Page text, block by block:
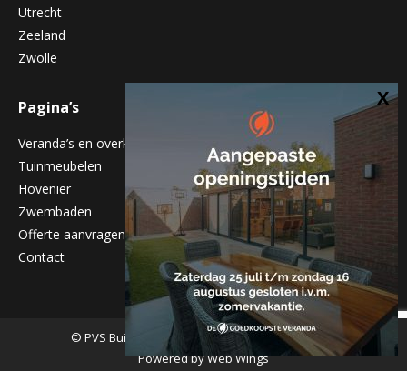
Utrecht
Zeeland
Zwolle
Pagina’s
Veranda’s en overkappingen
Tuinmeubelen
Hovenier
Zwembaden
Offerte aanvragen
Contact
© PVS Buitenleven - Alle rechten voorbehouden
Powered byWeb Wings